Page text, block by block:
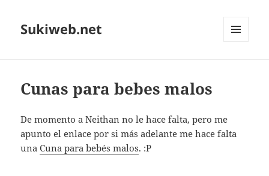
Sukiweb.net
Cunas para bebes malos
De momento a Neithan no le hace falta, pero me
apunto el enlace por si más adelante me hace falta
unaCuna para bebés malos. :P